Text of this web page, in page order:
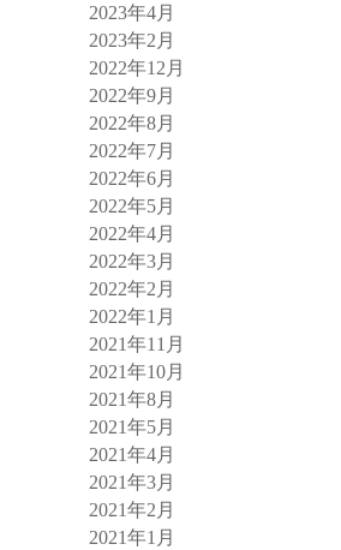
2023年4月
2023年2月
2022年12月
2022年9月
2022年8月
2022年7月
2022年6月
2022年5月
2022年4月
2022年3月
2022年2月
2022年1月
2021年11月
2021年10月
2021年8月
2021年5月
2021年4月
2021年3月
2021年2月
2021年1月